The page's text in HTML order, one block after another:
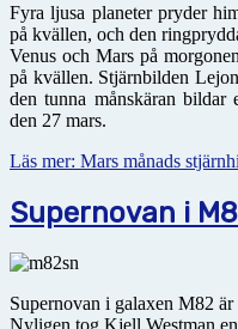
Fyra ljusa planeter pryder
på kvällen, och den
Venus och Mars på
på kvällen. Stjärnbilden
den tunna månskäran
den 27 mars.
Läs mer: Mars månads
Supernovan i
Supernovan i galaxen M82